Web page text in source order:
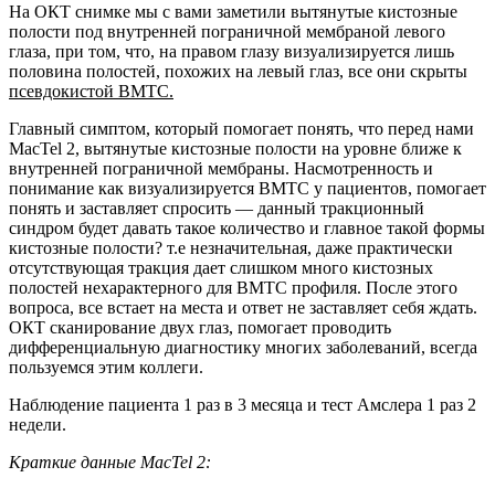
На ОКТ снимке мы с вами заметили вытянутые кистозные
полости под внутренней пограничной мембраной левого
глаза, при том, что, на правом глазу визуализируется лишь
половина полостей, похожих на левый глаз, все они скрыты
псевдокистой ВМТС.
Главный симптом, который помогает понять, что перед нами
MacTel 2, вытянутые кистозные полости на уровне ближе к
внутренней пограничной мембраны. Насмотренность и
понимание как визуализируется ВМТС у пациентов, помогает
понять и заставляет спросить — данный тракционный
синдром будет давать такое количество и главное такой формы
кистозные полости? т.е незначительная, даже практически
отсутствующая тракция дает слишком много кистозных
полостей нехарактерного для ВМТС профиля. После этого
вопроса, все встает на места и ответ не заставляет себя ждать.
ОКТ сканирование двух глаз, помогает проводить
дифференциальную диагностику многих заболеваний, всегда
пользуемся этим коллеги.
Наблюдение пациента 1 раз в 3 месяца и тест Амслера 1 раз 2
недели.
Краткие данные MacTel 2: